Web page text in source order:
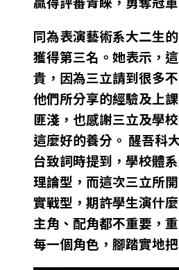
同為表演藝術系大二生
獲得第三名。她表示，
貴，因為三立請到很多
他們所分享的經驗及上
匪淺，也感謝三立及學
這麼好的養分。 醒吾科
台致詞時提到，學校體
理論型，而這次三立所
實戰型，期許學生演什
主角、配角都不重要，
每一個角色，腳踏實地